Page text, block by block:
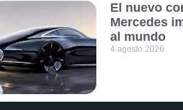
El nuevo
Mercedes
al mundo
4 agosto 2026